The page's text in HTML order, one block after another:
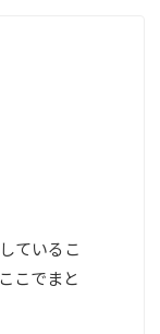
ているこ
こでまと